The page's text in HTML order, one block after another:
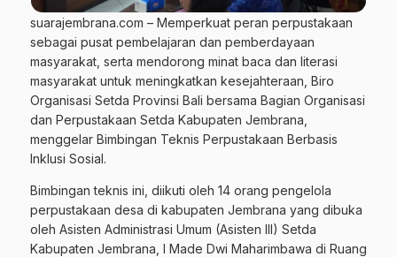
suarajembrana.com – Memperkuat peran perpustakaan
sebagai pusat pembelajaran dan pemberdayaan
masyarakat, serta mendorong minat baca dan literasi
masyarakat untuk meningkatkan kesejahteraan, Biro
Organisasi Setda Provinsi Bali bersama Bagian Organisasi
dan Perpustakaan Setda Kabupaten Jembrana,
menggelar Bimbingan Teknis Perpustakaan Berbasis
Inklusi Sosial.
Bimbingan teknis ini, diikuti oleh 14 orang pengelola
perpustakaan desa di kabupaten Jembrana yang dibuka
oleh Asisten Administrasi Umum (Asisten III) Setda
Kabupaten Jembrana, I Made Dwi Maharimbawa di Ruang